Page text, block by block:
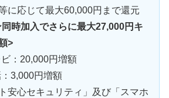
に応じて最大60,000円まで還元
時加入でさらに最大27,000円キ
>
ビ：20,000円増額
：3,000円増額
安心セキュリティ」及び「スマホ